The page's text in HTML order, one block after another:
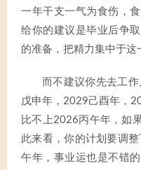
一年干支一气为食伤，
给你的建议是毕业后争
的准备，把精力集中于这
而不建议你先去工
戊申年，2029己酉年，
比不上2026丙午年，如
此来看，你的计划要调
午年，事业运也是不错